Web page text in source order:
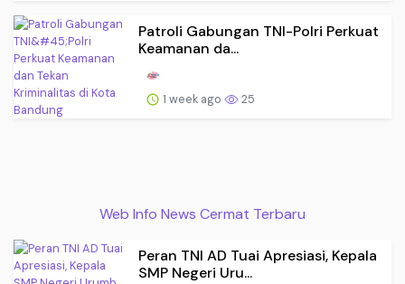
Patroli Gabungan TNI-Polri Perkuat
Keamanan da...
1 week ago 25
Web Info News Cermat Terbaru
Peran TNI AD Tuai Apresiasi, Kepala
SMP Negeri Uru...